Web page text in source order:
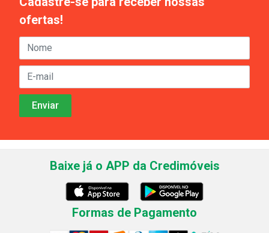
ofertas!
Baixe já o APP da Credimóveis
Formas de Pagamento